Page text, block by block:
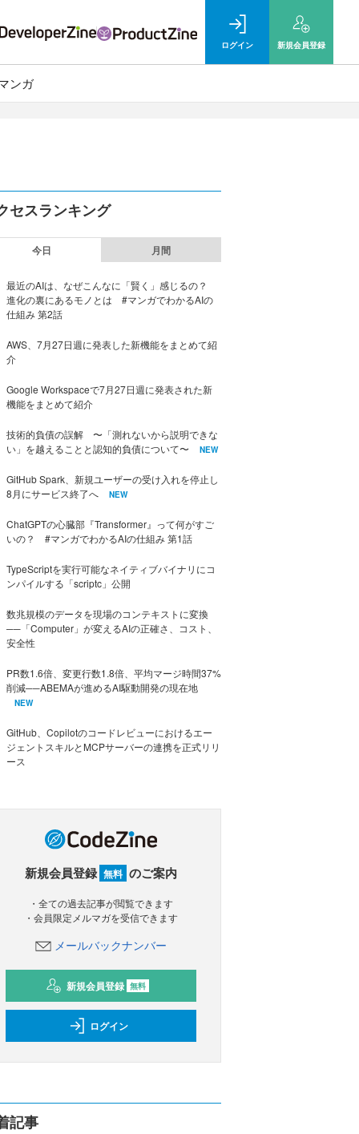
ログイン 新規会員登録
ンガ
セスランキング
今日 月間
最近のAIは、なぜこんなに「賢く」感じるの？
進化の裏にあるモノとは #マンガでわかるAIの
仕組み 第2話
AWS、7月27日週に発表した新機能をまとめて紹
介
Google Workspaceで7月27日週に発表された新
機能をまとめて紹介
技術的負債の誤解 〜「測れないから説明できな
い」を越えることと認知的負債について〜
NEW
GitHub Spark、新規ユーザーの受け入れを停止し
8月にサービス終了へ
NEW
ChatGPTの心臓部『Transformer』って何がすご
いの？ #マンガでわかるAIの仕組み 第1話
TypeScriptを実行可能なネイティブバイナリにコ
ンパイルする「scriptc」公開
数兆規模のデータを現場のコンテキストに変換
──「Computer」が変えるAIの正確さ、コスト、
安全性
PR数1.6倍、変更行数1.8倍、平均マージ時間37%
削減──ABEMAが進めるAI駆動開発の現在地
NEW
GitHub、Copilotのコードレビューにおけるエー
ジェントスキルとMCPサーバーの連携を正式リリ
ース
新規会員登録 無料 のご案内
・全ての過去記事が閲覧できます
・会員限定メルマガを受信できます
メールバックナンバー
新規会員登録 無料
ログイン
記事